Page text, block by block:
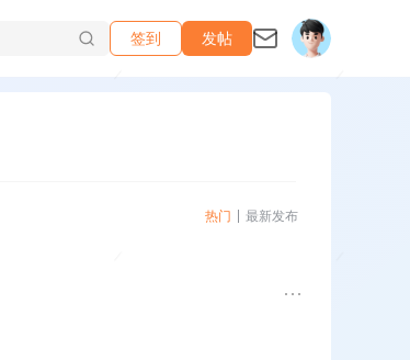
签到 发帖
热门 最新发布